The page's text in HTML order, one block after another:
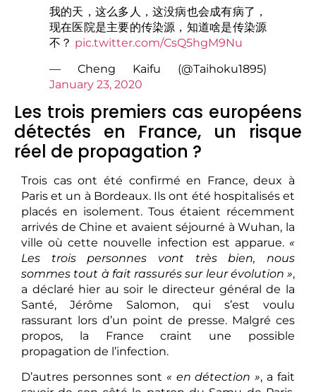
我的天，这么多人，这没病也会成有病了，
现在医院是主要的传染源，知道啥是传染源
不？ pic.twitter.com/CsQ5hgM9Nu
— Cheng Kaifu (@Taihoku1895)
January 23, 2020
Les trois premiers cas européens
détectés en France, un risque
réel de propagation ?
Trois cas ont été confirmé en France, deux à
Paris et un à Bordeaux. Ils ont été hospitalisés et
placés en isolement. Tous étaient récemment
arrivés de Chine et avaient séjourné à Wuhan, la
ville où cette nouvelle infection est apparue. «
Les trois personnes vont très bien, nous
sommes tout à fait rassurés sur leur évolution »,
a déclaré hier au soir le directeur général de la
Santé, Jérôme Salomon, qui s’est voulu
rassurant lors d’un point de presse. Malgré ces
propos, la France craint une possible
propagation de l’infection.
D’autres personnes sont « en détection », a fait